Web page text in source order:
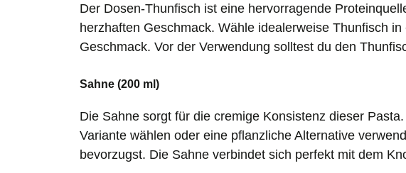
Der Dosen-Thunfisch ist eine hervorragende
herzhaften Geschmack. Wähle idealerweise Thunfisch
Geschmack. Vor der Verwendung solltest du den
Sahne (200 ml)
Die Sahne sorgt für die cremige Konsistenz dieser
Variante wählen oder eine pflanzliche Alternative
bevorzugst. Die Sahne verbindet sich perfekt mit dem